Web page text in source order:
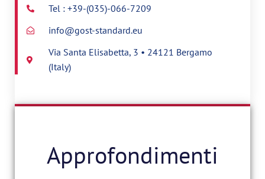
Tel : +39-(035)-066-7209
info@gost-standard.eu
Via Santa Elisabetta, 3 • 24121 Bergamo
(Italy)
Approfondimenti